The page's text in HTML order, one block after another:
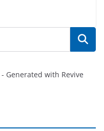
Generated with Revive